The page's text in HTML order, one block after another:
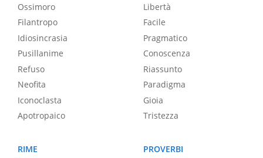
Ossimoro
Filantropo
Idiosincrasia
Pusillanime
Refuso
Neofita
Iconoclasta
Apotropaico
Libertà
Facile
Pragmatico
Conoscenza
Riassunto
Paradigma
Gioia
Tristezza
RIME
PROVERBI